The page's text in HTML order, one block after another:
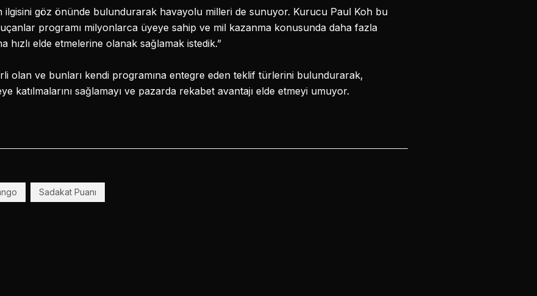
ilgisini göz önünde bulundurarak havayolu milleri de sunuyor. Kurucu Paul Koh bu
programı milyonlarca üyeye sahip ve mil kazanma konusunda daha fazla
hızlı elde etmelerine olanak sağlamak istedik.”
olan ve bunları kendi programına entegre eden teklif türlerini bulundurarak,
katılmalarını sağlamayı ve pazarda rekabet avantajı elde etmeyi umuyor.
Sadakat Puanı